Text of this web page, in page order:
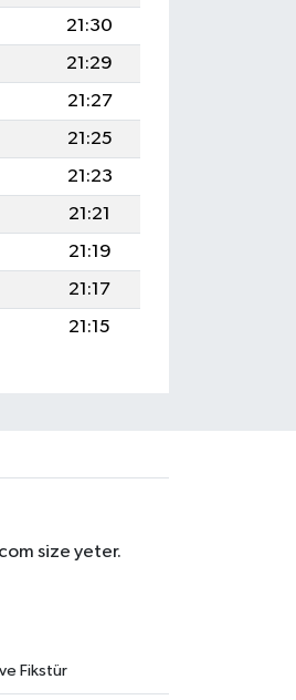
21:30
21:29
21:27
21:25
21:23
21:21
21:19
21:17
21:15
size yeter.
Fikstür